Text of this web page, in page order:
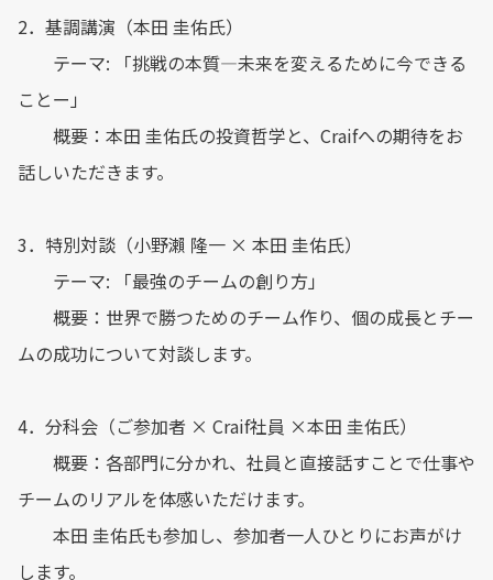
2．基調講演（本田 圭佑氏）
テーマ: 「挑戦の本質―未来を変えるために今できる
ことー」
概要：本田 圭佑氏の投資哲学と、Craifへの期待をお
話しいただきます。
3．特別対談（小野瀨 隆一 × 本田 圭佑氏）
テーマ: 「最強のチームの創り方」
概要：世界で勝つためのチーム作り、個の成長とチー
ムの成功について対談します。
4．分科会（ご参加者 × Craif社員 ×本田 圭佑氏）
概要：各部門に分かれ、社員と直接話すことで仕事や
チームのリアルを体感いただけます。
本田 圭佑氏も参加し、参加者一人ひとりにお声がけ
します。